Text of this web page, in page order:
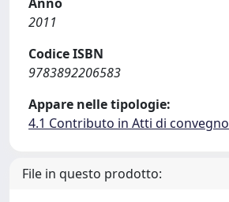
2011
Codice ISBN
9783892206583
Appare nelle tipologie:
4.1 Contributo in Atti di convegno
File in questo prodotto: